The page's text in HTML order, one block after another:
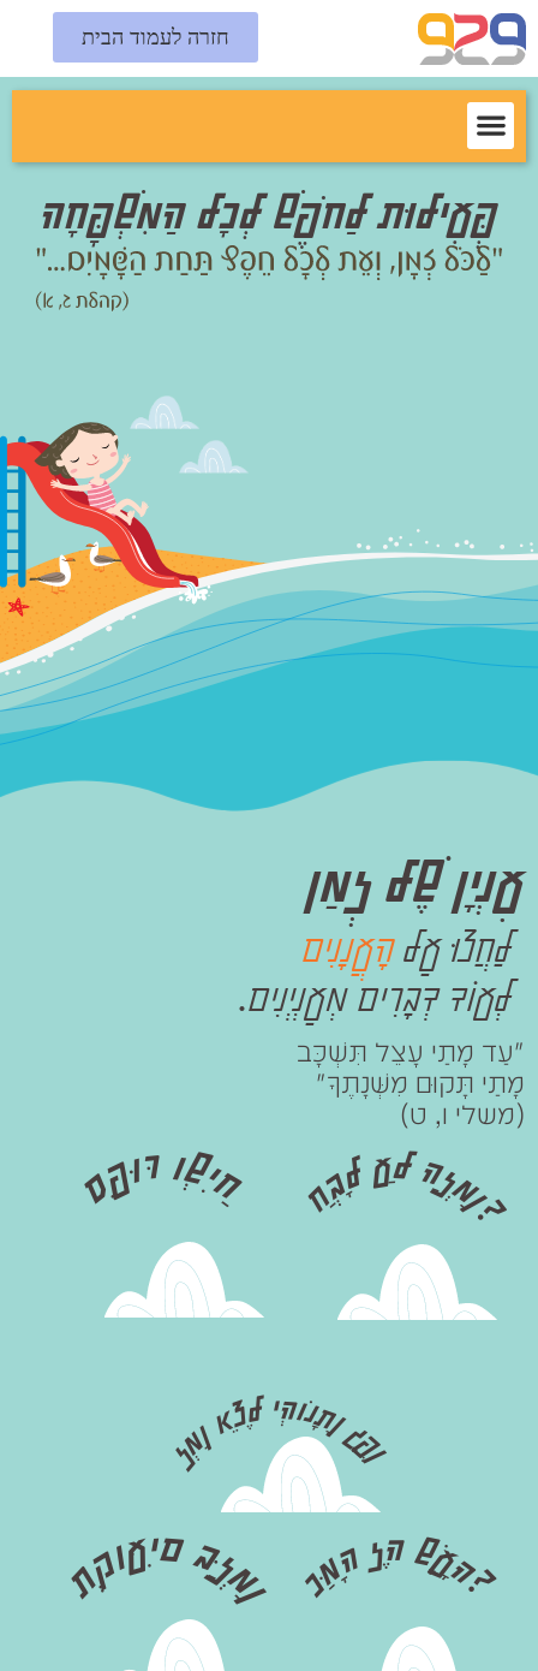
חזרה לעמוד הבית
פְּעִילוּת לַחֹפֶשׁ לְכָל הַמִשְׁפָּחָה
עִנְיָן שֶׁל זְמַן
לַחֲצוּ עַל הָעֲנָנִים
לְעוֹד דְבָרִים מְעַנְיְנִים.
"עַד מָתַי עָצֵל תִּשְׁכָּב
מָתַי תָּקוּם מִשְּׁנָתֶךָ"
(משלי ו, ט)
חֲבָל עַל הַזְמַן? סִפּוּר וְשִׂיחַ
זְמַן אֵצֶל יְהוֹנָתָן גֶפֶן
כַּמָה זֶה שָׁעָה? תְקוּעִים בַּזְמַן